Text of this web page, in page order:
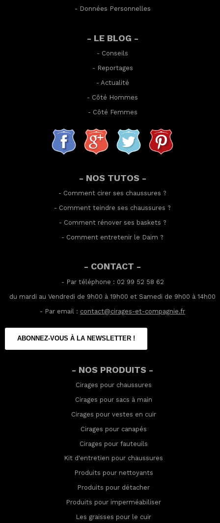
- Données Personnelles
- LE BLOG -
- Conseils
- Reportages
- Actualité
- Côté Hommes
- Côté Femmes
- NOS TUTOS -
- Comment cirer ses chaussures ?
- Comment teindre ses chaussures ?
- Comment rénover ses baskets ?
- Comment entretenir le Daim ?
- CONTACT -
- Par téléphone : 02 99 52 58 62
du mardi au Vendredi de 9h00 à 19h00 et Samedi de 9h00 à 14h00
- Par email : contact@cirages-et-compagnie.fr
ABONNEZ-VOUS À LA NEWSLETTER !
- NOS PRODUITS -
Cirages pour chaussures
Cirages pour sacs à main
Cirages pour vestes en cuir
Cirages pour canapés
Cirages pour fauteuils
Kit d'entretien pour chaussures
Produits pour nettoyants
Produits pour détacher
Produits pour imperméabiliser
Les graisses pour le cuir